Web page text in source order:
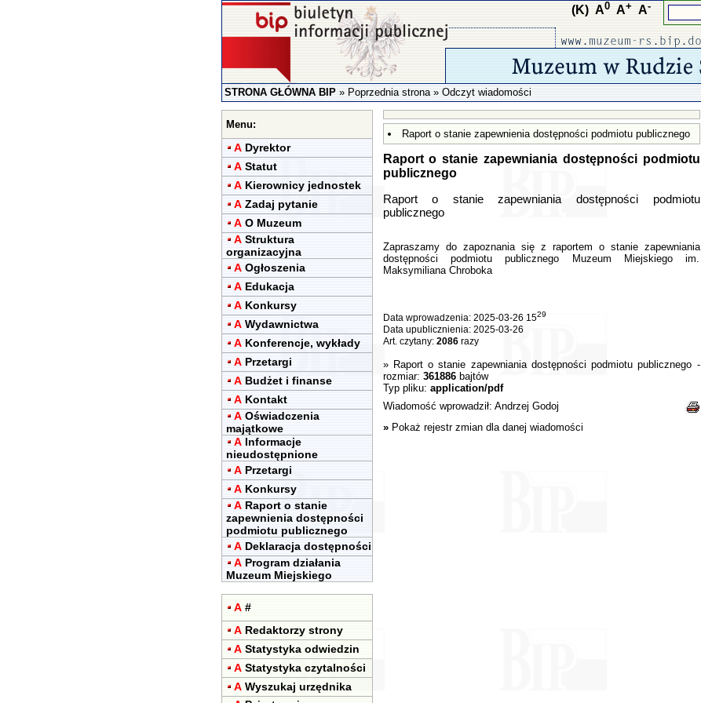
(K) A0 A+ A-
STRONA GŁÓWNA BIP»Poprzednia strona» Odczyt wiadomości
Menu:
A Dyrektor
A Statut
A Kierownicy jednostek
A Zadaj pytanie
A O Muzeum
A Struktura
organizacyjna
A Ogłoszenia
A Edukacja
A Konkursy
A Wydawnictwa
A Konferencje, wykłady
A Przetargi
A Budżet i finanse
A Kontakt
A Oświadczenia
majątkowe
A Informacje
nieudostępnione
A Przetargi
A Konkursy
A Raport o stanie
zapewnienia dostępności
podmiotu publicznego
A Deklaracja dostępności
A Program działania
Muzeum Miejskiego
A #
A Redaktorzy strony
A Statystyka odwiedzin
A Statystyka czytalności
A Wyszukaj urzędnika
Raport o stanie zapewnienia dostępności podmiotu publicznego
Raport o stanie zapewniania dostępności podmiotu
publicznego
Raport o stanie zapewniania dostępności podmiotu
publicznego
Zapraszamy do zapoznania się z raportem o stanie zapewniania
dostępności podmiotu publicznego Muzeum Miejskiego im.
Maksymiliana Chroboka
Data wprowadzenia: 2025-03-26 1529
Data upublicznienia: 2025-03-26
Art. czytany: 2086razy
» Raport o stanie zapewniania dostępności podmiotu publicznego -
rozmiar: 361886bajtów
Typ pliku: application/pdf
Wiadomość wprowadził: Andrzej Godoj
» Pokaż rejestr zmian dla danej wiadomości